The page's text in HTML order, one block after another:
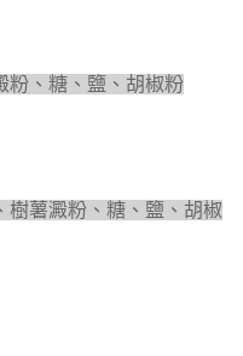
粉、糖、鹽、胡椒粉
樹薯澱粉、糖、鹽、胡椒